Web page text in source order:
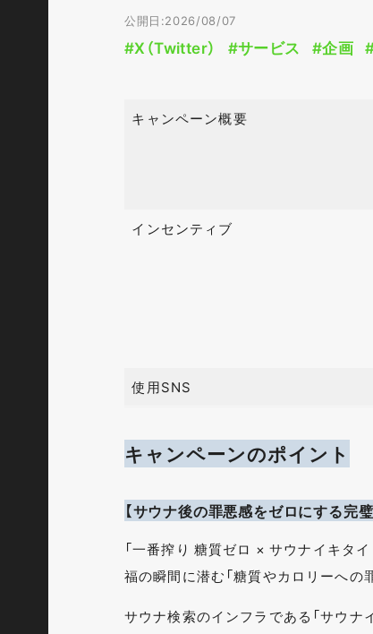
公開日:2026/08/07
#X（Twitter） #サービス #企画
キャンペーン概要
インセンティブ
使用SNS
キャンペーンのポイント
【サウナ後の罪悪感をゼロにする完璧
「一番搾り 糖質ゼロ × サウナイキタ
福の瞬間に潜む「糖質やカロリーへの
サウナ検索のインフラである「サウナ